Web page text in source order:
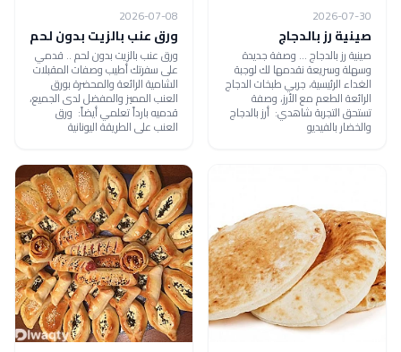
2026-07-30
صينية رز بالدجاج
صينية رز بالدجاج ... وصفة جديدة
وسهلة وسريعة نقدمها لك لوجبة
الغداء الرئيسية، جربي طبخات الدجاج
الرائعة الطعم مع الأرز، وصفة
تستحق التجربة شاهدي: أرز بالدجاج
والخضار بالفيديو
2026-07-08
ورق عنب بالزيت بدون لحم
ورق عنب بالزيت بدون لحم .. قدمي
على سفرتك أطيب وصفات المقبلات
الشامية الرائعة والمحضرة بورق
العنب المميز والمفضل لدى الجميع،
قدميه بارداً تعلمي أيضاً: ورق
العنب على الطريقة اليونانية